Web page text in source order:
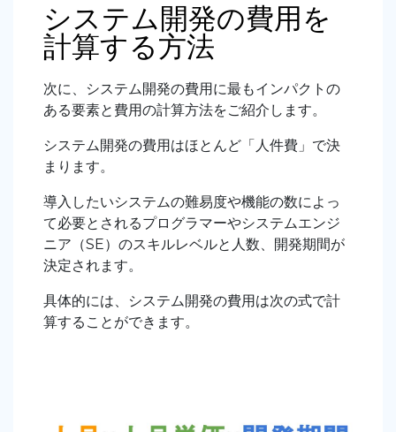
システム開発の費用を
計算する方法
次に、システム開発の費用に最もインパクトの
ある要素と費用の計算方法をご紹介します。
システム開発の費用はほとんど「人件費」で決
まります。
導入したいシステムの難易度や機能の数によっ
て必要とされるプログラマーやシステムエンジ
ニア（SE）のスキルレベルと人数、開発期間が
決定されます。
具体的には、システム開発の費用は次の式で計
算することができます。